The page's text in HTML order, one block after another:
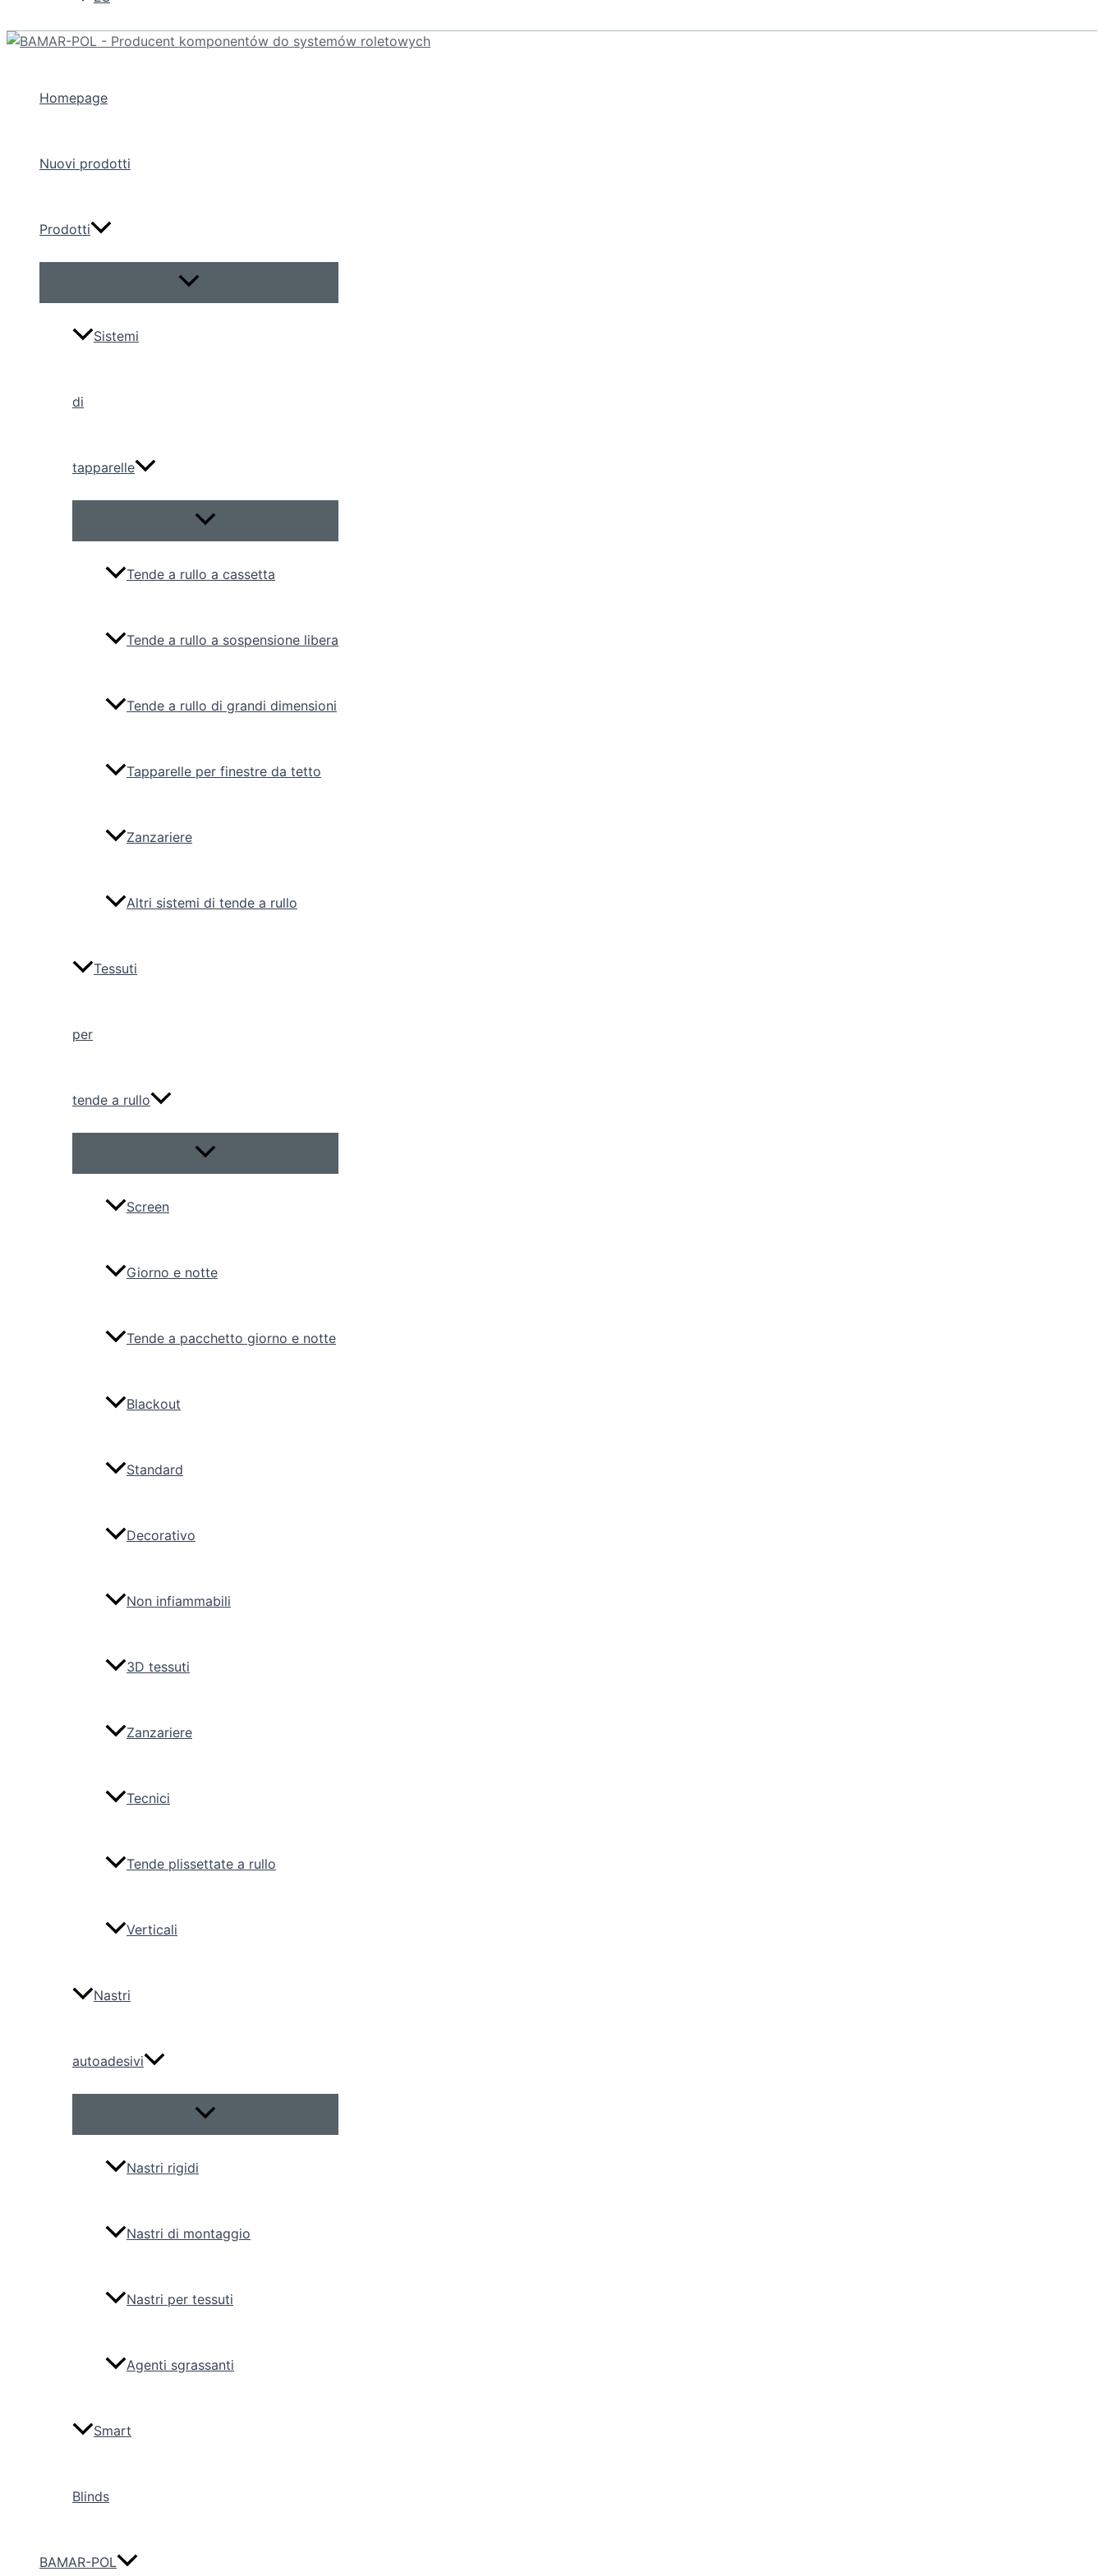
Homepage
Nuovi prodotti
Prodotti
Attiva/disattiva
Sistemi
di
tapparelle
Attiva/disattiva
Tende a rullo a cassetta
Tende a rullo a sospensione libera
Tende a rullo di grandi dimensioni
Tapparelle per finestre da tetto
Zanzariere
Altri sistemi di tende a rullo
Tessuti
per
tende a rullo
Attiva/disattiva
Screen
Giorno e notte
Tende a pacchetto giorno e notte
Blackout
Standard
Decorativo
Non infiammabili
3D tessuti
Zanzariere
Tecnici
Tende plissettate a rullo
Verticali
Nastri
autoadesivi
Attiva/disattiva
Nastri rigidi
Nastri di montaggio
Nastri per tessuti
Agenti sgrassanti
Smart
Blinds
BAMAR-POL